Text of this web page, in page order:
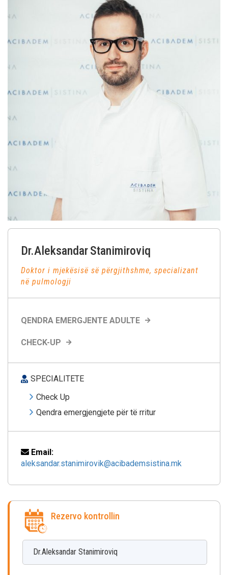
Dr.AleksandarStanimiroviq
Doktor i mjekësisë së përgjithshme, specializant
në pulmologji
QENDRA EMERGJENTE ADULTE
CHECK-UP
SPECIALITETE
Check Up
Qendra emergjengjete për të rritur
Email:
aleksandar.stanimirovik@acibademsistina.mk
Rezervo kontrollin
Dr.Aleksandar Stanimiroviq